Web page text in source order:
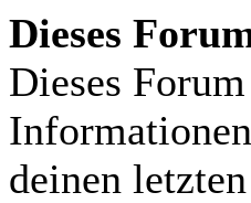
Dieses
Dieses
deinen